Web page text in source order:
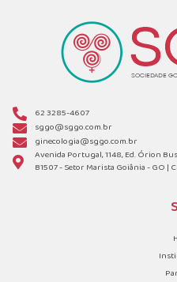
62 3285-4607
sggo@sggo.com.br
ginecologia@sggo.com.br
Avenida Portugal, 1148, Ed. Órion
B1507 - Setor Marista Goiânia - GO |